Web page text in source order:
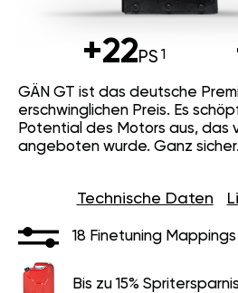
+22PS
GÄN GT ist das deutsche
erschwinglichen Preis. Es
Potential des Motors aus, das
angeboten wurde. Ganz sicher.
Technische Daten
18 Finetuning Mappings
Bis zu 15% Spritersparnis